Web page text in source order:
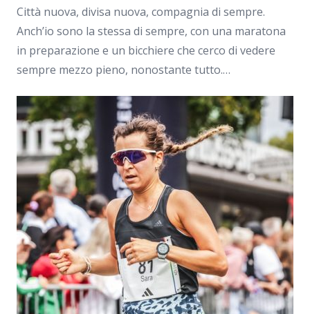
Città nuova, divisa nuova, compagnia di sempre.
Anch’io sono la stessa di sempre, con una maratona
in preparazione e un bicchiere che cerco di vedere
sempre mezzo pieno, nonostante tutto.…